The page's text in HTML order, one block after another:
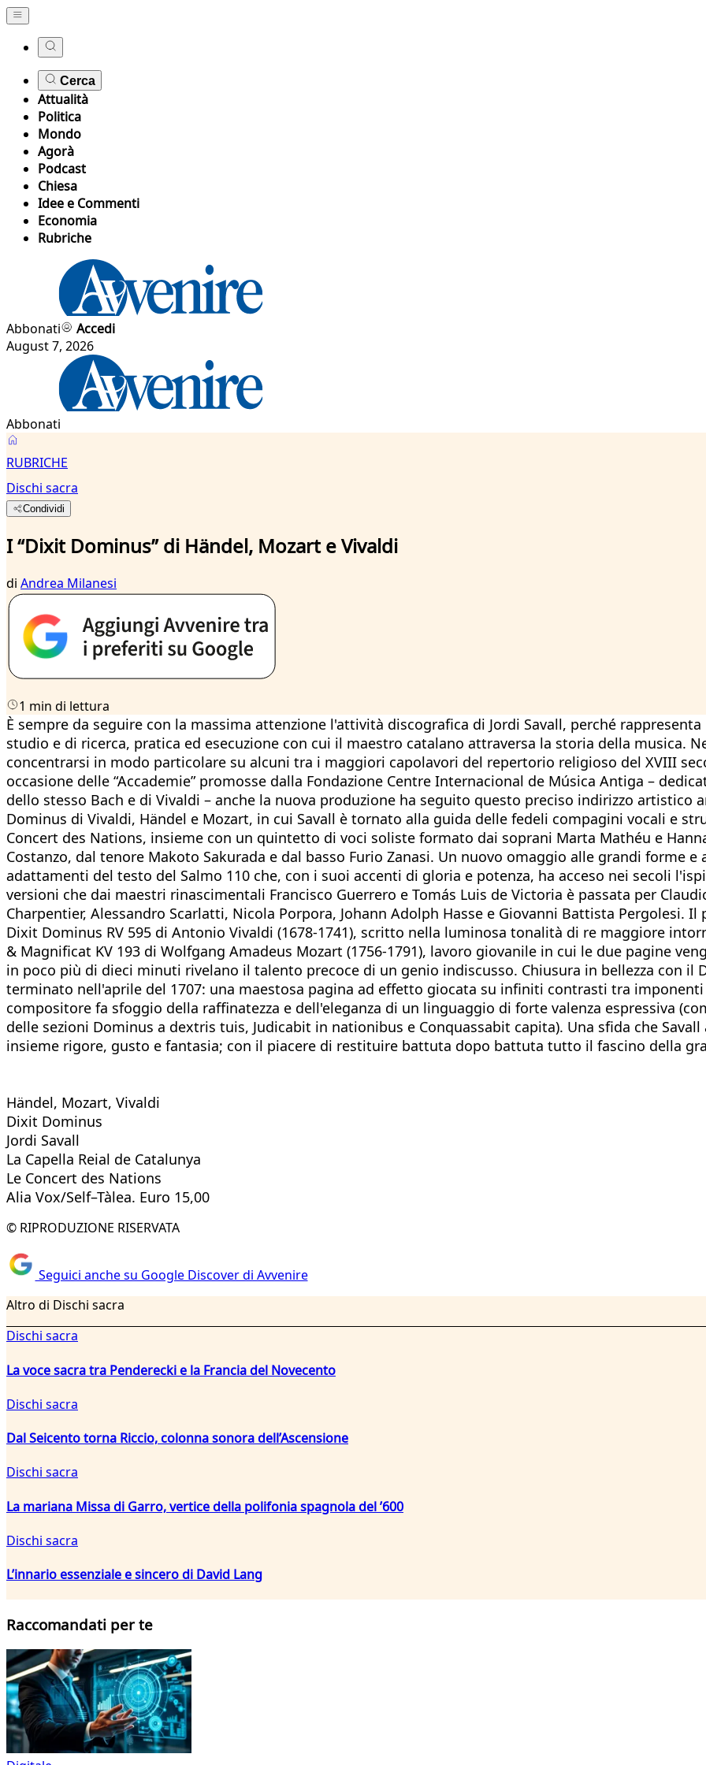
Cerca
Attualità
Politica
Mondo
Agorà
Podcast
Chiesa
Idee e Commenti
Economia
Rubriche
Abbonati
Accedi
August 7, 2026
Abbonati
RUBRICHE
Dischi sacra
Condividi
I “Dixit Dominus” di Händel, Mozart e Vivaldi
di Andrea Milanesi
1 min di lettura
È sempre da seguire con la massima attenzione l'attività discografica di Jordi Savall, perché
studio e di ricerca, pratica ed esecuzione con cui il maestro catalano attraversa la storia della musica.
concentrarsi in modo particolare su alcuni tra i maggiori capolavori del repertorio religioso del XVIII
occasione delle “Accademie” promosse dalla Fondazione Centre Internacional de Música Antiga –
dello stesso Bach e di Vivaldi – anche la nuova produzione ha seguito questo preciso indirizzo artistico
Dominus di Vivaldi, Händel e Mozart, in cui Savall è tornato alla guida delle fedeli compagini vocali e
Concert des Nations, insieme con un quintetto di voci soliste formato dai soprani Marta Mathéu e
Costanzo, dal tenore Makoto Sakurada e dal basso Furio Zanasi. Un nuovo omaggio alle grandi forme
adattamenti del testo del Salmo 110 che, con i suoi accenti di gloria e potenza, ha acceso nei secoli
versioni che dai maestri rinascimentali Francisco Guerrero e Tomás Luis de Victoria è passata per
Charpentier, Alessandro Scarlatti, Nicola Porpora, Johann Adolph Hasse e Giovanni Battista Pergolesi.
Dixit Dominus RV 595 di Antonio Vivaldi (1678-1741), scritto nella luminosa tonalità di re maggiore
& Magnificat KV 193 di Wolfgang Amadeus Mozart (1756-1791), lavoro giovanile in cui le due pagine
in poco più di dieci minuti rivelano il talento precoce di un genio indiscusso. Chiusura in bellezza con il
terminato nell'aprile del 1707: una maestosa pagina ad effetto giocata su infiniti contrasti tra
compositore fa sfoggio della raffinatezza e dell'eleganza di un linguaggio di forte valenza espressiva
delle sezioni Dominus a dextris tuis, Judicabit in nationibus e Conquassabit capita). Una sfida che
insieme rigore, gusto e fantasia; con il piacere di restituire battuta dopo battuta tutto il fascino della
Händel, Mozart, Vivaldi
Dixit Dominus
Jordi Savall
La Capella Reial de Catalunya
Le Concert des Nations
Alia Vox/Self–Tàlea. Euro 15,00
© RIPRODUZIONE RISERVATA
Seguici anche su Google Discover di Avvenire
Altro di Dischi sacra
Dischi sacra
La voce sacra tra Penderecki e la Francia del Novecento
Dischi sacra
Dal Seicento torna Riccio, colonna sonora dell’Ascensione
Dischi sacra
La mariana Missa di Garro, vertice della polifonia spagnola del ’600
Dischi sacra
L’innario essenziale e sincero di David Lang
Raccomandati per te